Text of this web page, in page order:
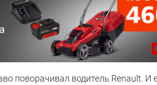
поворачивал водитель Renault. И